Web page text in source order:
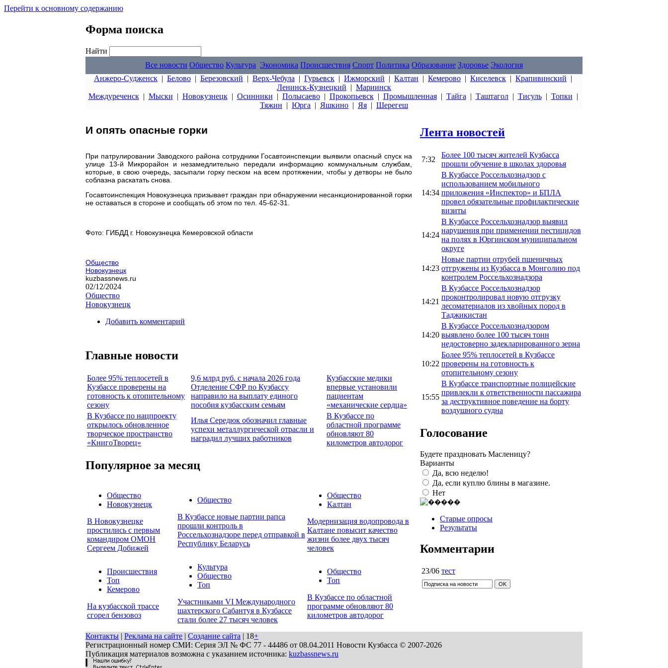
Перейти к основному содержанию
Форма поиска
Найти
Все новости Общество Культура Экономика Происшествия Спорт Политика Образование Здоровье Экология
Анжеро-Судженск | Белово | Березовский | Верх-Чебула | Гурьевск | Ижморский | Калтан | Кемерово | Киселевск | Крапивинский |
Ленинск-Кузнецкий | Мариинск
Междуреченск| Мыски | Новокузнецк| Осинники | Полысаево| Прокопьевск| Промышленная| Тайга | Таштагол| Тисуль| Топки |
Тяжин | Юрга | Яшкино | Яя | Шерегеш
И опять опасные горки
При патрулировании Заводского района сотрудники Госавтоинспекции выявили опасный спуск на
улице 13-й Микрорайон и незамедлительно передали информацию коммунальным службам,
которые, в свою очередь, засыпали горку песком на всем протяжении, чтобы у детворы не было
соблазна раскатать снова.
Госавтоинспекция Новокузнецка призывает граждан при обнаружении несанкционированной горки
не оставаться в стороне и сообщать об этом по тел. 45-62-31.
Фото: ГИБДД г. Новокузнецка Кемеровской области
Общество
Новокузнецк
kuzbassnews.ru
02/12/2024
Общество
Новокузнецк
Добавить комментарий
Главные новости
Более 95% теплосетей в
Кузбассе проверены на
готовность к отопительному
сезону
9,6 млрд руб. с начала 2026 года
Отделение СФР по Кузбассу
направило на выплату единого
пособия кузбасским семьям
Кузбасские медики
впервые установили
пациентам
«механические сердца»
В Кузбассе по нацпроекту
открылось обновленное
творческое пространство
«КнигоТворец»
Илья Середюк обозначил главные
успехи металлургической отрасли и
наградил лучших работников
В Кузбассе по
областной программе
обновляют 80
километров автодорог
Популярное за месяц
Общество
Новокузнецк
В Новокузнецке
простились с первым
командиром ОМОН
Сергеем Добижей
Общество
В Кузбассе новые партии рапса
прошли контроль в
Россельхознадзоре перед отправкой в
Республику Беларусь
Общество
Калтан
Модернизация водопровода в
Калтане повысит качество
жизни более двух тысяч
человек
Происшествия
Топ
Кемерово
На кузбасской трассе
сгорел бензовоз
Культура
Общество
Топ
Участниками VI Международного
шахтерского Сабантуя в Кузбассе
стали более 27 тысяч человек
Общество
Топ
В Кузбассе по областной
программе обновляют 80
километров автодорог
Лента новостей
7:32
Более 100 тысяч жителей Кузбасса
прошли обучение в школах здоровья
14:34
В Кузбассе Россельхознадзор с
использованием мобильного
приложения «Инспектор» и БПЛА
провел обязательные профилактические
визиты
14:24
В Кузбассе Россельхознадзор выявил
нарушения при применении пестицидов
на полях в Юргинском муниципальном
округе
14:23
Новые партии отрубей пшеничных
отгружены из Кузбасса в Монголию под
контролем Россельхознадзора
14:21
В Кузбассе Россельхознадзор
проконтролировал новую отгрузку
лесоматериалов из хвойных пород в
Таджикистан
14:20
В Кузбассе Россельхознадзором
выявлено более 100 тысяч тонн
недостоверно задекларированного зерна
10:22
Более 95% теплосетей в Кузбассе
проверены на готовность к
отопительному сезону
15:55
В Кузбассе транспортные полицейские
привлекли к ответственности пассажира
за деструктивное поведение на борту
воздушного судна
Голосование
Будете праздновать Масленицу?
Варианты
Да, всю неделю!
Да, если куплю блины в магазине.
Нет
Старые опросы
Результаты
Комментарии
23/06 тест
Контакты | Реклама на сайте | Создание сайта | 18+
Регистрационный номер СМИ: Серия ЭЛ № ФС 77 - 44486 от 08.04.2011 Новости Кузбасса © 2007-2026
Публикация материалов возможна с указанием источника: kuzbassnews.ru